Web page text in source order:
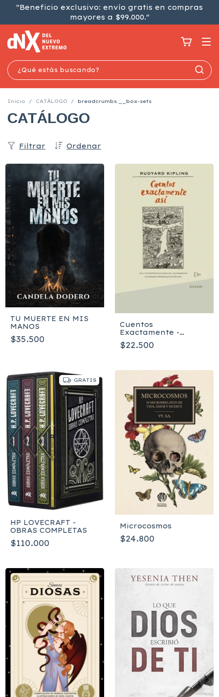
"Beneficio exclusivo: envío gratis en compras
mayores a $99.000."
Inicio / CATÁLOGO / breadcrumbs.__box-sets
CATÁLOGO
Ordenar
Filtrar
TU MUERTE EN MIS
MANOS
$35.500
Cuentos
Exactamente -
Rudyard Kipling
$22.500
GRATIS
HP LOVECRAFT -
OBRAS COMPLETAS
$110.000
Microcosmos
$24.800